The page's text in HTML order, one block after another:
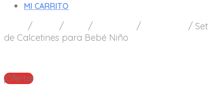
MI CARRITO
/ / / / / Set
de Calcetines para Bebé Niño
¡Oferta!